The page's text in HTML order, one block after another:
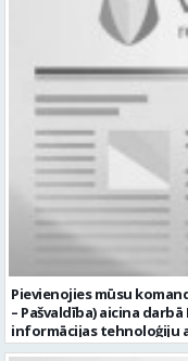
Pievienojies mūsu
– Pašvaldība) aicina
informācijas tehnoloģiju
Darba vieta: Rūjienas un